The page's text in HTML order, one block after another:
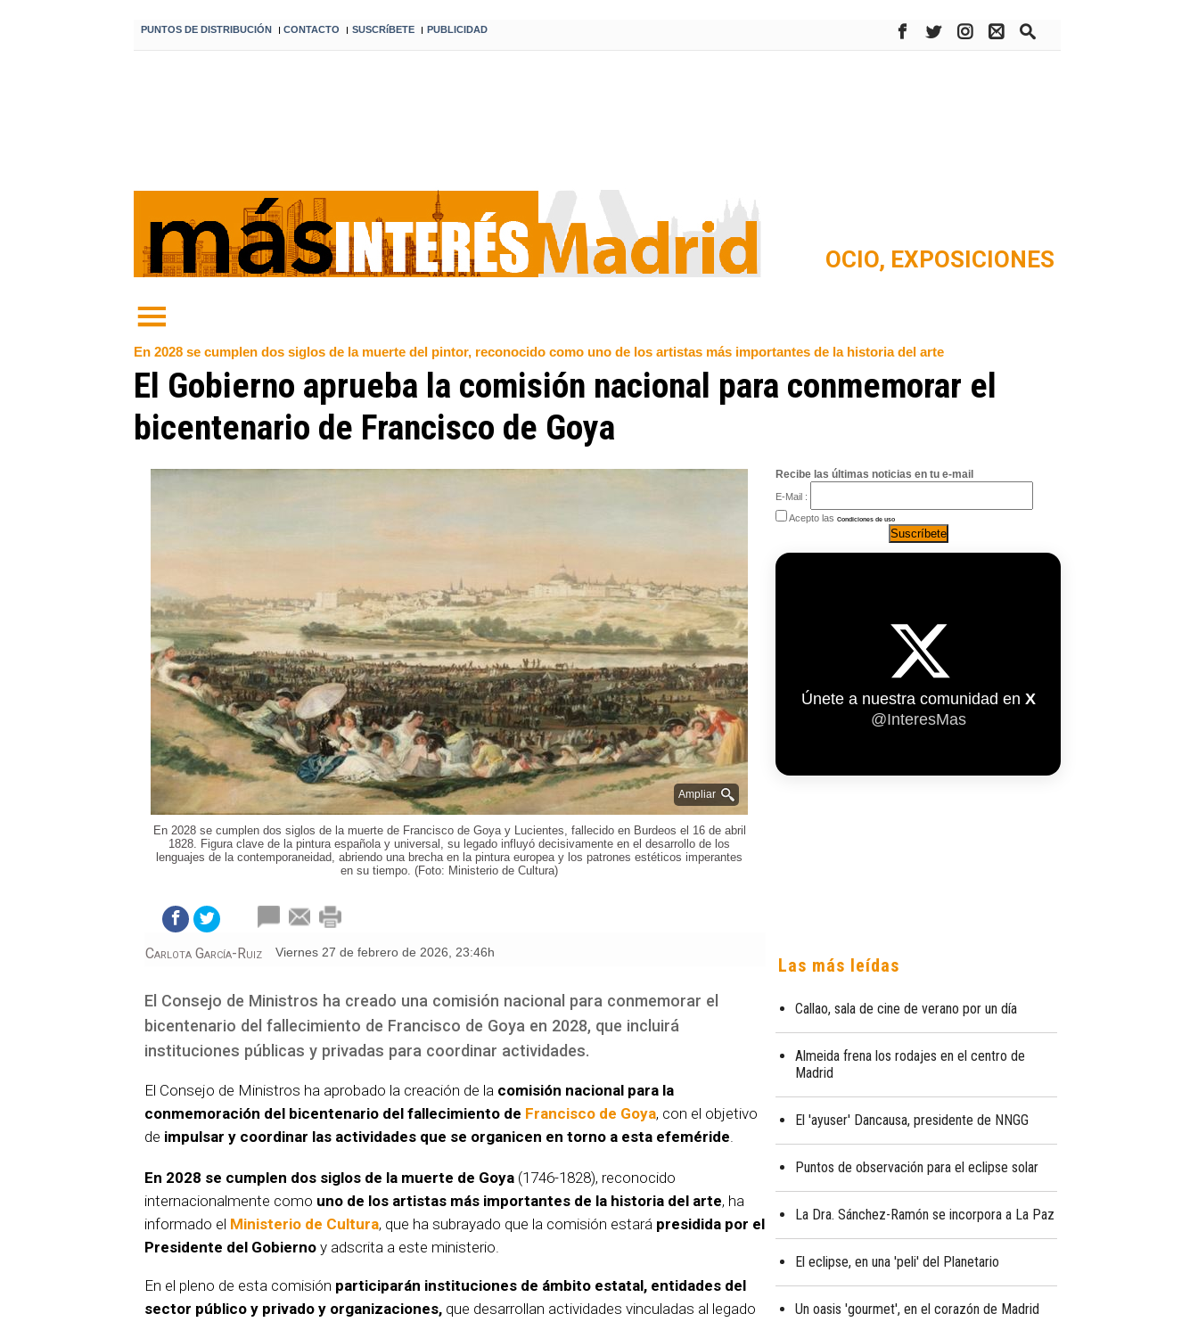
PUNTOS DE DISTRIBUCIÓN I CONTACTO I SUSCRíBETE I PUBLICIDAD
OCIO, EXPOSICIONES
En 2028 se cumplen dos siglos de la muerte del pintor, reconocido como uno de los artistas más importantes de la historia del arte
El Gobierno aprueba la comisión nacional para conmemorar el
bicentenario de Francisco de Goya
Ampliar
En 2028 se cumplen dos siglos de la muerte de Francisco de Goya y Lucientes, fallecido en Burdeos el 16 de abril
1828. Figura clave de la pintura española y universal, su legado influyó decisivamente en el desarrollo de los
lenguajes de la contemporaneidad, abriendo una brecha en la pintura europea y los patrones estéticos imperantes
en su tiempo. (Foto: Ministerio de Cultura)
viernes 27 de febrero de 2026, 23:46h
Carlota García-Ruiz
El Consejo de Ministros ha creado una comisión nacional para conmemorar el
bicentenario del fallecimiento de Francisco de Goya en 2028, que incluirá
instituciones públicas y privadas para coordinar actividades.
El Consejo de Ministros ha aprobado la creación de la comisión nacional para la
conmemoración del bicentenario del fallecimiento de Francisco de Goya, con el objetivo
de impulsar y coordinar las actividades que se organicen en torno a esta efeméride.
En 2028 se cumplen dos siglos de la muerte de Goya (1746-1828), reconocido
internacionalmente como uno de los artistas más importantes de la historia del arte, ha
informado el Ministerio de Cultura, que ha subrayado que la comisión estará presidida por el
Presidente del Gobierno y adscrita a este ministerio.
En el pleno de esta comisión participarán instituciones de ámbito estatal, entidades del
sector público y privado y organizaciones, que desarrollan actividades vinculadas al legado
Recibe las últimas noticias en tu e-mail
E-Mail :
Acepto las Condiciones de uso
Únete a nuestra comunidad en X
@InteresMas
Las más leídas
Callao, sala de cine de verano por un día
Almeida frena los rodajes en el centro de
Madrid
El 'ayuser' Dancausa, presidente de NNGG
Puntos de observación para el eclipse solar
La Dra. Sánchez-Ramón se incorpora a La Paz
El eclipse, en una 'peli' del Planetario
Un oasis 'gourmet', en el corazón de Madrid